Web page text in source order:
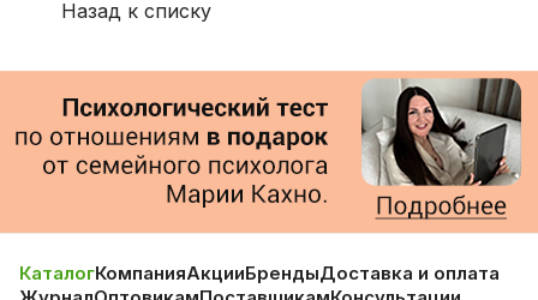
Назад к списку
КаталогКомпанияАкцииБрендыДоставка и оплата